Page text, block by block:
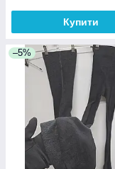
Купити
–5%